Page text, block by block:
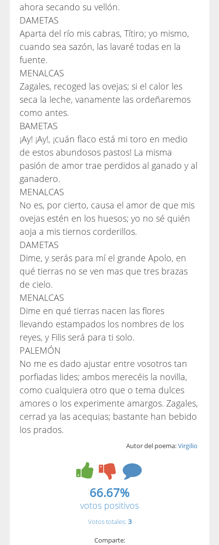
ahora secando su vellón.
DAMETAS
Aparta del río mis cabras, Títiro; yo mismo,
cuando sea sazón, las lavaré todas en la
fuente.
MENALCAS
Zagales, recoged las ovejas; si el calor les
seca la leche, vanamente las ordeñaremos
como antes.
BAMETAS
¡Ay! ¡Ay!, ¡cuán flaco está mi toro en medio
de estos abundosos pastos! La misma
pasión de amor trae perdidos al ganado y al
ganadero.
MENALCAS
No es, por cierto, causa el amor de que mis
ovejas estén en los huesos; yo no sé quién
aoja a mis tiernos corderillos.
DAMETAS
Dime, y serás para mí el grande Apolo, en
qué tierras no se ven mas que tres brazas
de cielo.
MENALCAS
Dime en qué tierras nacen las flores
llevando estampados los nombres de los
reyes, y Filis será para ti solo.
PALEMÓN
No me es dado ajustar entre vosotros tan
porfiadas lides; ambos merecéis la novilla,
como cualquiera otro que o tema dulces
amores o los experimente amargos. Zagales,
cerrad ya las acequias; bastante han bebido
los prados.
Autor del poema:Virgilio
66.67%
votos positivos
Votos totales: 3
Comparte: